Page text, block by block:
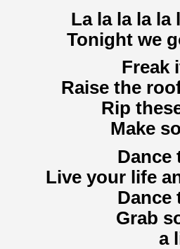
La la la la la
Tonight we
Freak
Raise the
Rip
Make
Dance
Live your life
Dance
Grab
a